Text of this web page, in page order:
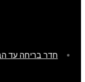
חדר בריחה עד